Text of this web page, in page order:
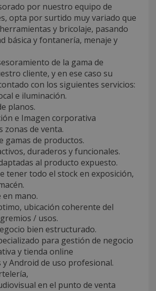
por nuestro equipo de
opta por surtido muy variado que
y bricolaje, pasando
básica y fontanería, menaje y
de la gama de
cliente, y en ese caso su
con los siguientes servicios:
e iluminación.
planos.
e Imagen corporativa
zonas de venta.
gamas de productos.
duraderos y funcionales.
al producto expuesto.
tener todo el stock en exposición,
en mano.
ubicación coherente del
/ usos.
bien estructurado.
para gestión de negocio
y tienda online
y Android de uso profesional.
en el punto de venta